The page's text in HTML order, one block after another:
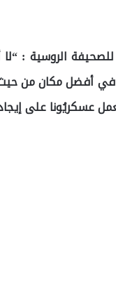
الروسية :
في أفضل مكان من
عسكريُونا على